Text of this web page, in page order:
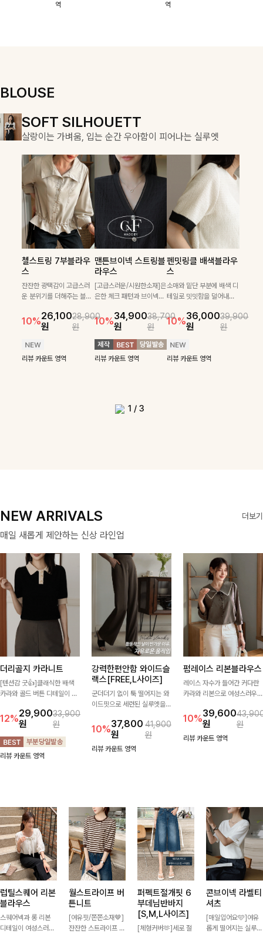
스에요🖤
역
할 수 있어요🤍
역
BLOUSE
SOFT SILHOUETT
살랑이는 가벼움, 입는 순간 우아함이 피어나는 실루엣
첼스트링 7부블라우
스
잔잔한 광택감이 고급스러
운 분위기를 더해주는 블라
프릴 밑단이 자연스럽게 실
루엣을 살려주며, 여유로운
스러운 무드를 완성해준답
니다 🤍
10%26,100
원
28,900
원
리뷰 카운트 영역
맨튼브이넥 스트링블
라우스
[고급스러운/시원한소재]은
은한 체크 패턴과 브이넥으
로 고급스러운 디테일을 넣
었으며 밑단스트링으로 핏
을 더욱 깔끔하게 잡아주는
블라우스예요 :)
10%34,900
원
38,700
원
리뷰 카운트 영역
펜밋링클 배색블라우
스
소매와 밑단 부분에 배색 디
테일로 밋밋함을 덜어내고
클 소재로 구김 걱정없이 즐
길 수 있는 블라우스랍니
10%36,000
원
39,900
원
리뷰 카운트 영역
COZY ESSENTIAL
매일의 일상을 부드럽게 감싸줄 니트 컬렉션
론클디 브이넥니트
부드럽게 몸을 감싸는 니트
짜임으로 편안한 착용감을
더해드리며 여유 있게 떨어
여리여리한 실루엣을 완성
해드려요 ✨ 단독은 물론 다
게 매치되는 데일리 니트랍
니다
10%원
원
리뷰 카운트 영역
칠스트라이프 카라7
부니트
[골드버튼/클래식무드🤍]
스트라이프 패턴으로 데일
이템입니다 카라넥 디자인
으로 깔끔한 이미지로 만들
어 주는 7부 니트입니다 ~
10%31,900
원
35,400
원
리뷰 카운트 영역
셀드펜던트 7부니트
넉넉한 핏으로 편하게 착용
가능한 심플&베이직 무드의
니트!레터리 펜던트로 고급
어요:D
10% 원
원
리뷰 카운트 영역
DOUBLE THE JOY
함께할 때 더욱 완벽한, 합리적인 선택으로 채우는 즐거움
필첸체크 스트링블라
우스+플레어스커트
SET
[활용도 좋은 투피스]은은한
테일이 어우러진 투피스 세
트입니다. 여유로운 상의와
풍성하게 퍼지는 롱스커트가
론, 단품으로도 다양하게 활
42,900
원
49,800
특스트라이프 링클원
피스+스트링자켓
SET
가볍고 시원한 링클 원피스
성되어 코디 고민 없이 완성
도 높은 스타일링을 연출해
주는 아이템 🤍 따로 또 같
이 활용하기 좋아 실용적이
며, 스트링 디테일로 다양한
69,900
원
79,400
원
헨틴링클 날개티셔츠
+치마바지SET
[텐션감↑/구김↓]가볍게
입기만 해도 코디가 완성되
럽게 퍼지는 프릴 날개 소매
가 우아한 포인트를 더해드
립니다💕 잔잔한 링클 텍스
처 소재와 편안한 허리밴딩
으로 하루 종일 산뜻하고 쾌
12%29,900
원
33,900
원
리뷰 카운트 영역
1 / 3
NEW ARRIVALS 더보기
매일 새롭게 제안하는 신상 라인업
더리골지 카라니트
[텐션감 굿👍]클래식한 배색
카라와 골드 버튼 디테일이 세
입니다. 세로 골지 짜임이 슬림
한 실루엣을 연출해 단정하면
서도 여성스러운 무드를 완성
해드려요.
12%29,900
원
33,900
원
리뷰 카운트 영역
강력한편안함 와이드슬
랙스[FREE,L사이즈]
군더더기 없이 툭 떨어지는 와
이드핏으로 세련된 실루엣을
끔한 디자인과 롱한 기장감으
로 다리가 길어 보이고 뒷밴딩
으로 편안하기까지-
10%37,800
원
41,900
원
리뷰 카운트 영역
펌레이스 리본블라우스
레이스 자수가 들어간 커다란
카라와 리본으로 여성스러우면
껴지는 블라우스에요🤎
10%39,600
원
원
리뷰 카운트 영역
럽틸스퀘어 리본
블라우스
스퀘어넥과 롱 리본
디테일이 여성스러운
월스트라이프 버
튼니트
[여유핏/쫀쫀소재🤎]
잔잔한 스트라이프 패
퍼펙트절개핏 6
부데님반바지
[S,M,L사이즈]
[체형커버🫶]세로 절
콘브이넥 라벨티
셔츠
[매일입어요🩵]여유
롭게 떨어지는 실루엣